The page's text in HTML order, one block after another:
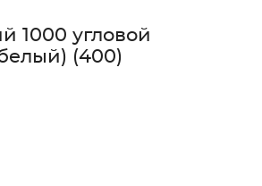
1000 угловой
(400)